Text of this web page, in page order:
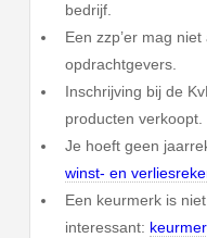
bedrijf.
Een zzp’er mag
opdrachtgevers.
Inschrijving bij de
producten verkoopt.
Je hoeft geen
winst- en
Een keurmerk is
interessant: